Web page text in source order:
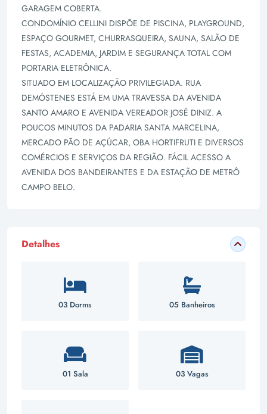
GARAGEM COBERTA.
CONDOMÍNIO CELLINI DISPÕE DE PISCINA, PLAYGROUND,
ESPAÇO GOURMET, CHURRASQUEIRA, SAUNA, SALÃO DE
FESTAS, ACADEMIA, JARDIM E SEGURANÇA TOTAL COM
PORTARIA ELETRÔNICA.
SITUADO EM LOCALIZAÇÃO PRIVILEGIADA. RUA
DEMÓSTENES ESTÁ EM UMA TRAVESSA DA AVENIDA
SANTO AMARO E AVENIDA VEREADOR JOSÉ DINIZ. A
POUCOS MINUTOS DA PADARIA SANTA MARCELINA,
MERCADO PÃO DE AÇÚCAR, OBA HORTIFRUTI E DIVERSOS
COMÉRCIOS E SERVIÇOS DA REGIÃO. FÁCIL ACESSO A
AVENIDA DOS BANDEIRANTES E DA ESTAÇÃO DE METRÔ
CAMPO BELO.
Detalhes
03 Dorms 05 Banheiros
01 Sala 03 Vagas